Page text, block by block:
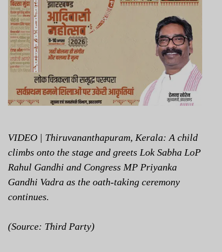
VIDEO | Thiruvananthapuram, Kerala: A child
climbs onto the stage and greets Lok Sabha LoP
Rahul Gandhi and Congress MP Priyanka
Gandhi Vadra as the oath-taking ceremony
continues.
(Source: Third Party)